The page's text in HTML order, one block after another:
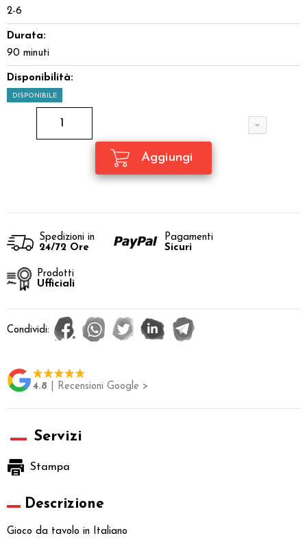
2-6
Durata:
90 minuti
Disponibilità:
DISPONIBILE
Spedizioni in
24/72 Ore
Pagamenti
Sicuri
Prodotti
Ufficiali
Condividi:
4.8 | Recensioni Google >
Servizi
Stampa
Descrizione
Gioco da tavolo in Italiano